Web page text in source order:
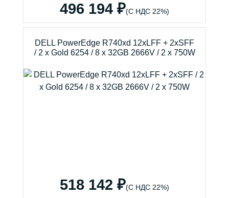
496 194 ₽(С НДС 22%)
DELL PowerEdge R740xd 12xLFF + 2xSFF
/ 2 x Gold 6254 / 8 x 32GB 2666V / 2 x 750W
518 142 ₽(С НДС 22%)